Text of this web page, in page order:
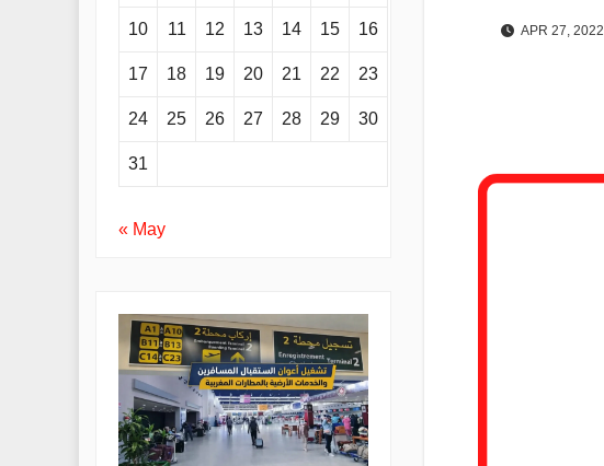
10 11 12 13 14 15 16
17 18 19 20 21 22 23
24 25 26 27 28 29 30
31
« May
APR 27, 2022